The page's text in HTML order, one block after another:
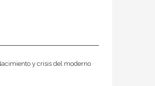
y crisis del moderno